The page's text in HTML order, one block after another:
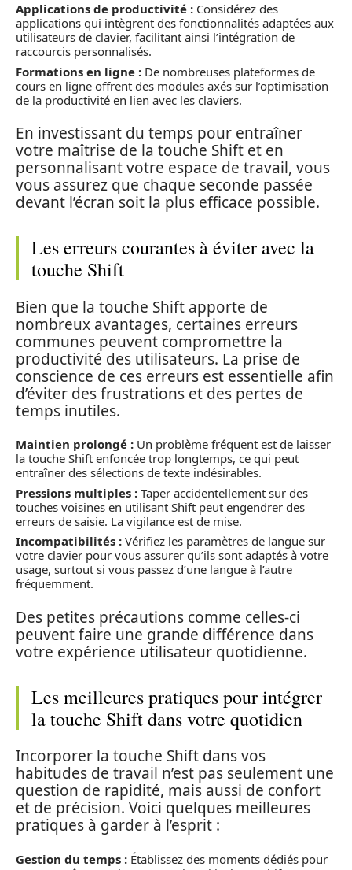
Applications de productivité : Considérez des
applications qui intègrent des fonctionnalités adaptées aux
utilisateurs de clavier, facilitant ainsi l’intégration de
raccourcis personnalisés.
Formations en ligne : De nombreuses plateformes de
cours en ligne offrent des modules axés sur l’optimisation
de la productivité en lien avec les claviers.
En investissant du temps pour entraîner
votre maîtrise de la touche Shift et en
personnalisant votre espace de travail, vous
vous assurez que chaque seconde passée
devant l’écran soit la plus efficace possible.
Les erreurs courantes à éviter avec la
touche Shift
Bien que la touche Shift apporte de
nombreux avantages, certaines erreurs
communes peuvent compromettre la
productivité des utilisateurs. La prise de
conscience de ces erreurs est essentielle afin
d’éviter des frustrations et des pertes de
temps inutiles.
Maintien prolongé : Un problème fréquent est de laisser
la touche Shift enfoncée trop longtemps, ce qui peut
entraîner des sélections de texte indésirables.
Pressions multiples : Taper accidentellement sur des
touches voisines en utilisant Shift peut engendrer des
erreurs de saisie. La vigilance est de mise.
Incompatibilités : Vérifiez les paramètres de langue sur
votre clavier pour vous assurer qu’ils sont adaptés à votre
usage, surtout si vous passez d’une langue à l’autre
fréquemment.
Des petites précautions comme celles-ci
peuvent faire une grande différence dans
votre expérience utilisateur quotidienne.
Les meilleures pratiques pour intégrer
la touche Shift dans votre quotidien
Incorporer la touche Shift dans vos
habitudes de travail n’est pas seulement une
question de rapidité, mais aussi de confort
et de précision. Voici quelques meilleures
pratiques à garder à l’esprit :
Gestion du temps : Établissez des moments dédiés pour